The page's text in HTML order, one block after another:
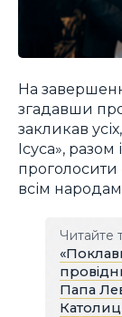
На
згадавши
закликав
Ісуса»,
проголосити
всім
Читайте
Папа